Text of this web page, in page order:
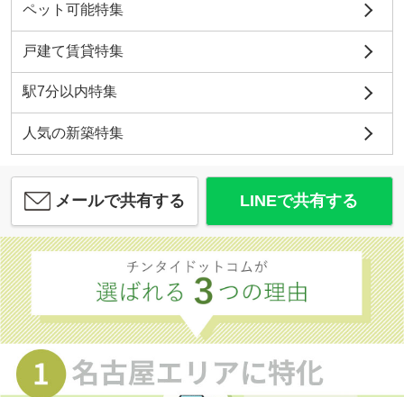
ペット可能特集
戸建て賃貸特集
駅7分以内特集
人気の新築特集
メールで共有する LINEで共有する